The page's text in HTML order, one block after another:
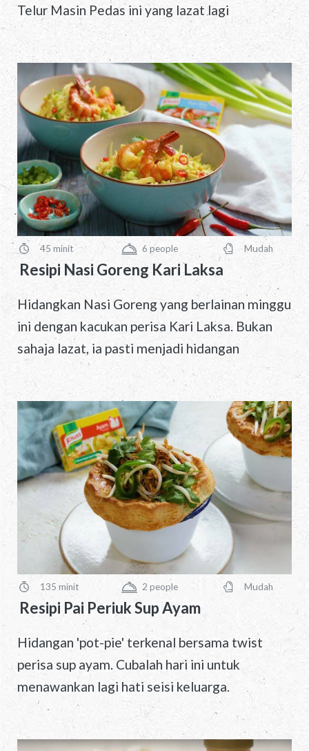
Telur Masin Pedas ini yang lazat lagi
menyelerakan!
Resipi Nasi Goreng Kari Laksa
Hidangkan Nasi Goreng yang berlainan minggu
ini dengan kacukan perisa Kari Laksa. Bukan
sahaja lazat, ia pasti menjadi hidangan
PreparationTime
45 minit Servings
6 people Difficulty
Mudah
Resipi Pai Periuk Sup Ayam
Hidangan 'pot-pie' terkenal bersama twist
perisa sup ayam. Cubalah hari ini untuk
menawankan lagi hati seisi keluarga.
PreparationTime
135 minit Servings
2 people Difficulty
Mudah